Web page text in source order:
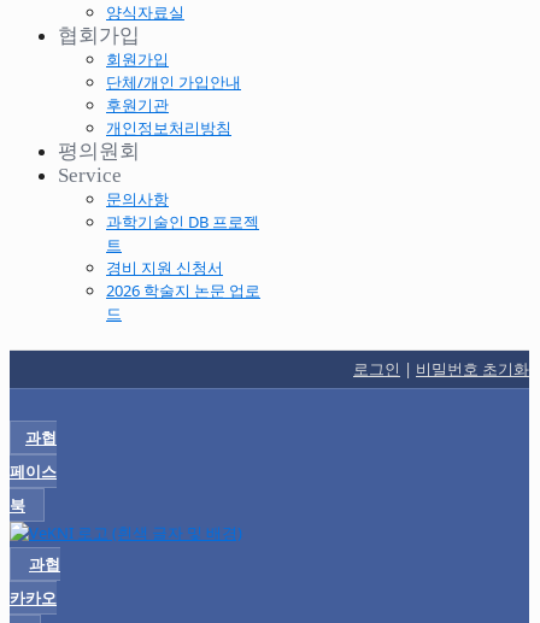
양식자료실
협회가입
회원가입
단체/개인 가입안내
후원기관
개인정보처리방침
평의원회
Service
문의사항
과학기술인 DB 프로젝
트
경비 지원 신청서
2026 학술지 논문 업로
드
로그인 | 비밀번호 초기화
과협
페이스
북
과협
카카오